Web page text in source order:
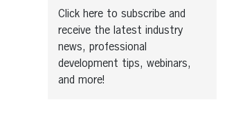
Click here to subscribe and
receive the latest industry
news, professional
development tips, webinars,
and more!